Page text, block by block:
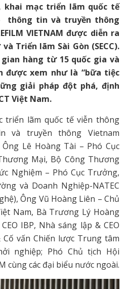
khai mạc triển lãm quốc tế
thông tin và truyền thông
VIETNAM được diễn ra
Triển lãm Sài Gòn (SECC).
hàng từ 15 quốc gia và
được xem như là “bữa tiệc
giải pháp đột phá, định
Việt Nam.
triển lãm quốc tế viễn thông
truyền thông Vietnam
Lê Hoàng Tài – Phó Cục
Mại, Bộ Công Thương
Nghiệm – Phó Cục Trưởng,
và Doanh Nghiệp-NATEC
Ông Vũ Hoàng Liên – Chủ
Nam, Bà Trương Lý Hoàng
IBP, Nhà sáng lập & CEO
Cố vấn Chiến lược Trung tâm
nghiệp; Phó Chủ tịch Hội
cùng các đại biểu nước ngoài.